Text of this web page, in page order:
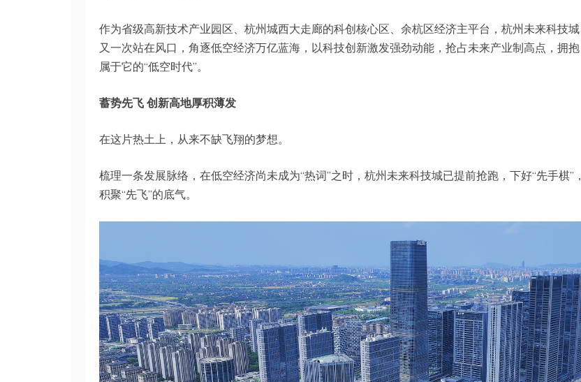
作为省级高新技术产业园区、杭州城西大走廊的科创核心区、余杭区经济主平台，杭州未来科技城
又一次站在风口，角逐低空经济万亿蓝海，以科技创新激发强劲动能，抢占未来产业制高点，拥抱
属于它的“低空时代”。
蓄势先飞 创新高地厚积薄发
在这片热土上，从来不缺飞翔的梦想。
梳理一条发展脉络，在低空经济尚未成为“热词”之时，杭州未来科技城已提前抢跑，下好“先手棋”，
积聚“先飞”的底气。